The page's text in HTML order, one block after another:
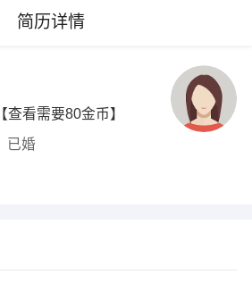
简历详情
【查看需要80金币】
已婚